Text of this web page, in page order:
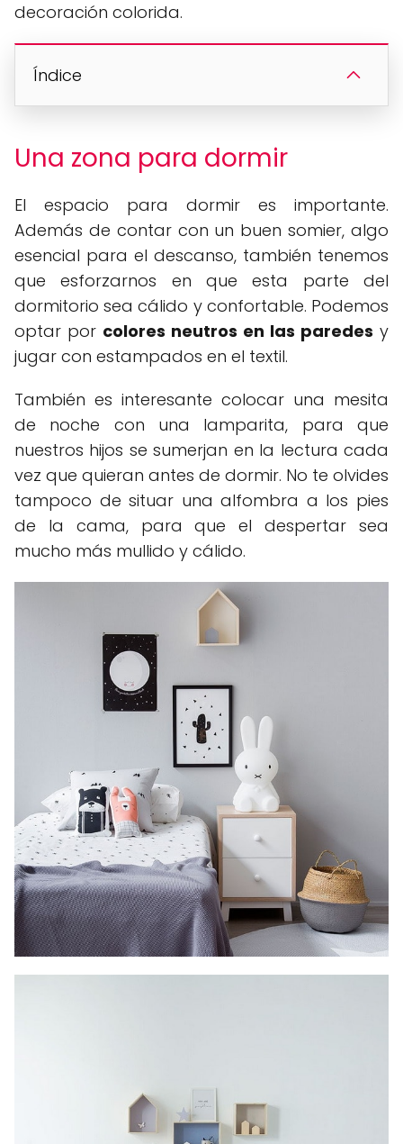
decoración colorida.
Índice
Una zona para dormir
El espacio para dormir es importante.
Además de contar con un buen somier, algo
esencial para el descanso, también tenemos
que esforzarnos en que esta parte del
dormitorio sea cálido y confortable. Podemos
optar por colores neutros en las paredes y
jugar con estampados en el textil.
También es interesante colocar una mesita
de noche con una lamparita, para que
nuestros hijos se sumerjan en la lectura cada
vez que quieran antes de dormir. No te olvides
tampoco de situar una alfombra a los pies
de la cama, para que el despertar sea
mucho más mullido y cálido.